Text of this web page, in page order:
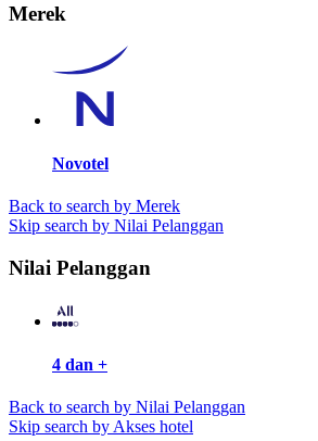
Merek
Novotel
Back to search by Merek
Skip search by Nilai Pelanggan
Nilai Pelanggan
4 dan +
Back to search by Nilai Pelanggan
Skip search by Akses hotel